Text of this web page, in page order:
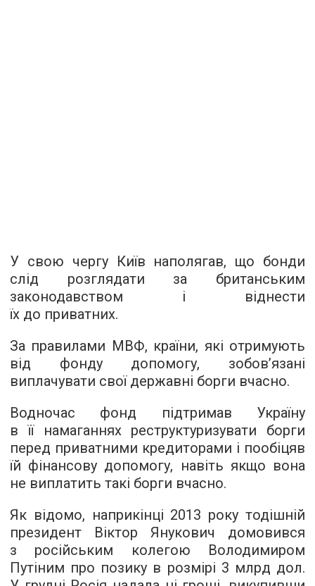
У свою чергу Київ наполягав, що бонди
слід розглядати за британським
законодавством і віднести
їх до приватних.
За правилами МВФ, країни, які отримують
від фонду допомогу, зобов’язані
виплачувати свої державні борги вчасно.
Водночас фонд підтримав Україну
в її намаганнях реструктуризувати борги
перед приватними кредиторами і пообіцяв
їй фінансову допомогу, навіть якщо вона
не виплатить такі борги вчасно.
Як відомо, наприкінці 2013 року тодішній
президент Віктор Янукович домовився
з російським колегою Володимиром
Путіним про позику в розмірі 3 млрд дол.